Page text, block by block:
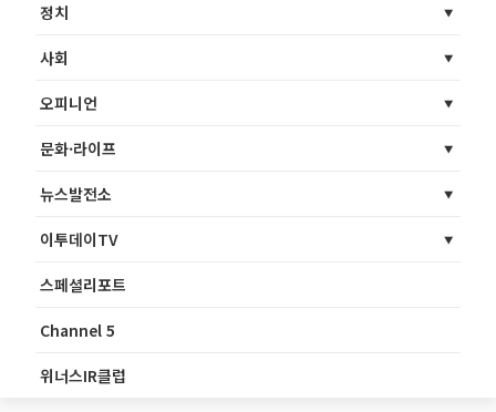
정치
사회
오피니언
문화·라이프
뉴스발전소
이투데이TV
스페셜리포트
Channel 5
위너스IR클럽